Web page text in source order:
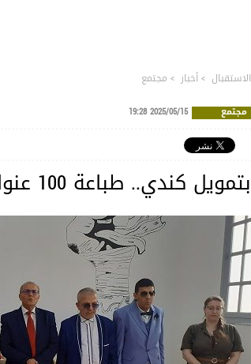
الاستقبال >أخبار > مجتمع
مجتمع 2025/05/15 19:28
بتمويل كندي.. طباعة 100 عنوان بطريقة 'براي' للتلاميذ